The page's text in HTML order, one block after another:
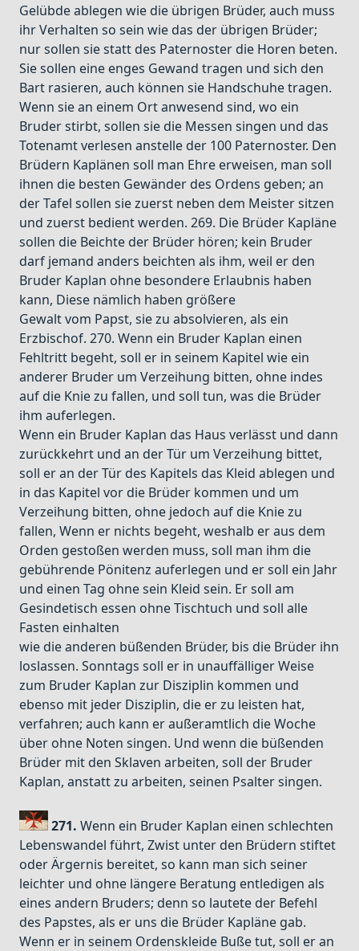
Gelübde ablegen wie die übrigen Brüder, auch muss
ihr Verhalten so sein wie das der übrigen Brüder;
nur sollen sie statt des Paternoster die Horen beten.
Sie sollen eine enges Gewand tragen und sich den
Bart rasieren, auch können sie Handschuhe tragen.
Wenn sie an einem Ort anwesend sind, wo ein
Bruder stirbt, sollen sie die Messen singen und das
Totenamt verlesen anstelle der 100 Paternoster. Den
Brüdern Kaplänen soll man Ehre erweisen, man soll
ihnen die besten Gewänder des Ordens geben; an
der Tafel sollen sie zuerst neben dem Meister sitzen
und zuerst bedient werden. 269. Die Brüder Kapläne
sollen die Beichte der Brüder hören; kein Bruder
darf jemand anders beichten als ihm, weil er den
Bruder Kaplan ohne besondere Erlaubnis haben
kann, Diese nämlich haben größere
Gewalt vom Papst, sie zu absolvieren, als ein
Erzbischof. 270. Wenn ein Bruder Kaplan einen
Fehltritt begeht, soll er in seinem Kapitel wie ein
anderer Bruder um Verzeihung bitten, ohne indes
auf die Knie zu fallen, und soll tun, was die Brüder
ihm auferlegen.
Wenn ein Bruder Kaplan das Haus verlässt und dann
zurückkehrt und an der Tür um Verzeihung bittet,
soll er an der Tür des Kapitels das Kleid ablegen und
in das Kapitel vor die Brüder kommen und um
Verzeihung bitten, ohne jedoch auf die Knie zu
fallen, Wenn er nichts begeht, weshalb er aus dem
Orden gestoßen werden muss, soll man ihm die
gebührende Pönitenz auferlegen und er soll ein Jahr
und einen Tag ohne sein Kleid sein. Er soll am
Gesindetisch essen ohne Tischtuch und soll alle
Fasten einhalten
wie die anderen büßenden Brüder, bis die Brüder ihn
loslassen. Sonntags soll er in unauffälliger Weise
zum Bruder Kaplan zur Disziplin kommen und
ebenso mit jeder Disziplin, die er zu leisten hat,
verfahren; auch kann er außeramtlich die Woche
über ohne Noten singen. Und wenn die büßenden
Brüder mit den Sklaven arbeiten, soll der Bruder
Kaplan, anstatt zu arbeiten, seinen Psalter singen.
271. Wenn ein Bruder Kaplan einen schlechten
Lebenswandel führt, Zwist unter den Brüdern stiftet
oder Ärgernis bereitet, so kann man sich seiner
leichter und ohne längere Beratung entledigen als
eines andern Bruders; denn so lautete der Befehl
des Papstes, als er uns die Brüder Kapläne gab.
Wenn er in seinem Ordenskleide Buße tut, soll er an